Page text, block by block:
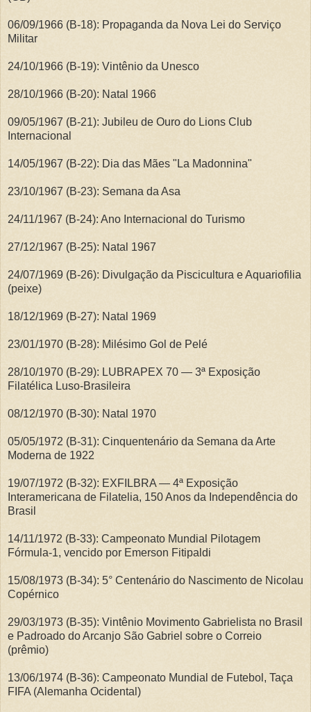
06/09/1966 (B-18): Propaganda da Nova Lei do Serviço
Militar
24/10/1966 (B-19): Vintênio da Unesco
28/10/1966 (B-20): Natal 1966
09/05/1967 (B-21): Jubileu de Ouro do Lions Club
Internacional
14/05/1967 (B-22): Dia das Mães "La Madonnina"
23/10/1967 (B-23): Semana da Asa
24/11/1967 (B-24): Ano Internacional do Turismo
27/12/1967 (B-25): Natal 1967
24/07/1969 (B-26): Divulgação da Piscicultura e Aquariofilia
(peixe)
18/12/1969 (B-27): Natal 1969
23/01/1970 (B-28): Milésimo Gol de Pelé
28/10/1970 (B-29): LUBRAPEX 70 — 3ª Exposição
Filatélica Luso-Brasileira
08/12/1970 (B-30): Natal 1970
05/05/1972 (B-31): Cinquentenário da Semana da Arte
Moderna de 1922
19/07/1972 (B-32): EXFILBRA — 4ª Exposição
Interamericana de Filatelia, 150 Anos da Independência do
Brasil
14/11/1972 (B-33): Campeonato Mundial Pilotagem
Fórmula-1, vencido por Emerson Fitipaldi
15/08/1973 (B-34): 5° Centenário do Nascimento de Nicolau
Copérnico
29/03/1973 (B-35): Vintênio Movimento Gabrielista no Brasil
e Padroado do Arcanjo São Gabriel sobre o Correio
(prêmio)
13/06/1974 (B-36): Campeonato Mundial de Futebol, Taça
FIFA (Alemanha Ocidental)